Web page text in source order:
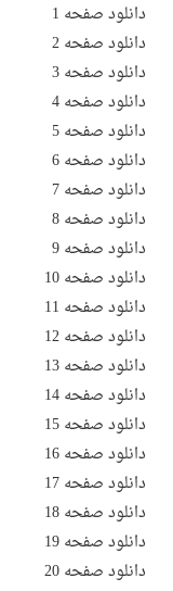
دانلود صفحه 1
دانلود صفحه 2
دانلود صفحه 3
دانلود صفحه 4
دانلود صفحه 5
دانلود صفحه 6
دانلود صفحه 7
دانلود صفحه 8
دانلود صفحه 9
دانلود صفحه 10
دانلود صفحه 11
دانلود صفحه 12
دانلود صفحه 13
دانلود صفحه 14
دانلود صفحه 15
دانلود صفحه 16
دانلود صفحه 17
دانلود صفحه 18
دانلود صفحه 19
دانلود صفحه 20